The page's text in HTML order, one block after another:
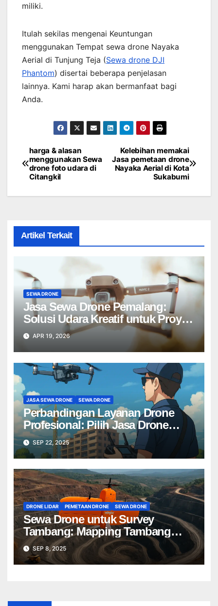
miliki.
Itulah sekilas mengenai Keuntungan
menggunakan Tempat sewa drone Nayaka
Aerial di Tunjung Teja (Sewa drone DJI
Phantom) disertai beberapa penjelasan
lainnya. Kami harap akan bermanfaat bagi
Anda.
Post
navigation
Kelebihan memakai
Jasa pemetaan drone
Nayaka Aerial di Kota
Sukabumi
harga & alasan
menggunakan Sewa
drone foto udara di
Citangkil
Artikel Terkait
SEWA DRONE
Jasa Sewa Drone Pemalang:
Solusi Udara Kreatif untuk Proyek
Anda Tanpa Batas】
APR 19, 2026
JASA SEWA DRONE SEWA DRONE
Perbandingan Layanan Drone
Profesional: Pilih Jasa Drone
Terbaik untuk Proyek Anda
SEP 22, 2025
DRONE LIDAR PEMETAAN DRONE SEWA DRONE
Sewa Drone untuk Survey
Tambang: Mapping Tambang
Profesional Lebih Cepat & Akurat
SEP 8, 2025